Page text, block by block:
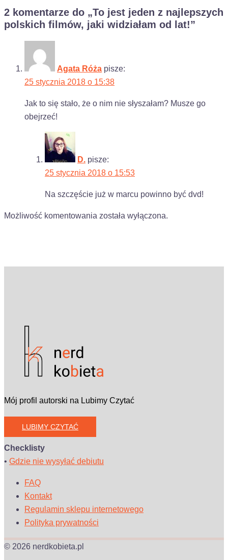
2 komentarze do „To jest jeden z najlepszych
polskich filmów, jaki widziałam od lat!”
Agata Róża pisze:
25 stycznia 2018 o 15:38
Jak to się stało, że o nim nie słyszałam? Musze go
obejrzeć!
D. pisze:
25 stycznia 2018 o 15:53
Na szczęście już w marcu powinno być dvd!
Możliwość komentowania została wyłączona.
Mój profil autorski na Lubimy Czytać
LUBIMY CZYTAĆ
Checklisty
• Gdzie nie wysyłać debiutu
FAQ
Kontakt
Regulamin sklepu internetowego
Polityka prywatności
© 2026 nerdkobieta.pl